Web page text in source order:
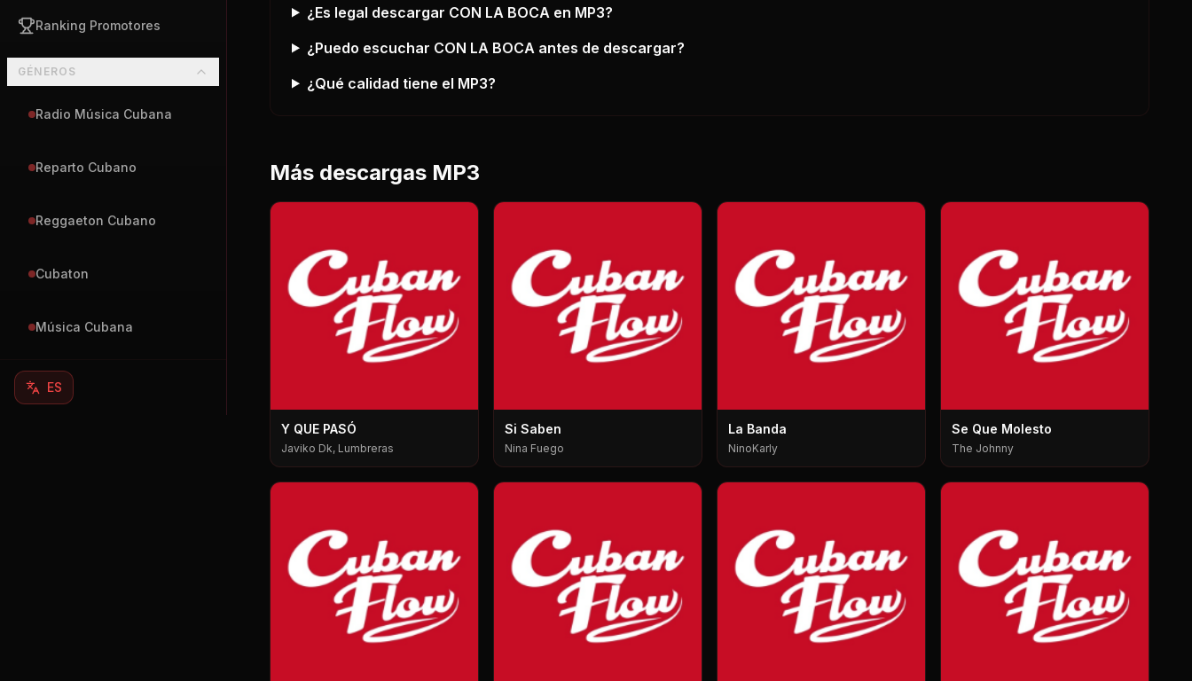
Ranking Promotores
GÉNEROS
Radio Música Cubana
Reparto Cubano
Reggaeton Cubano
Cubaton
Música Cubana
ES
¿Es legal descargar CON LA BOCA en MP3?
¿Puedo escuchar CON LA BOCA antes de descargar?
¿Qué calidad tiene el MP3?
Más descargas MP3
Y QUE PASÓ
Javiko Dk, Lumbreras
Si Saben
Nina Fuego
La Banda
NinoKarly
Se Que Molesto
The Johnny